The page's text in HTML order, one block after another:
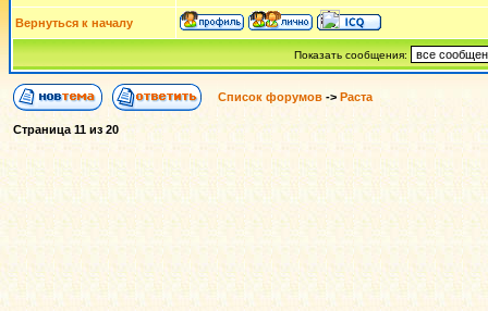
Вернуться к началу
Показать сообщения:
Список форумов -> Раста
Страница11 из20